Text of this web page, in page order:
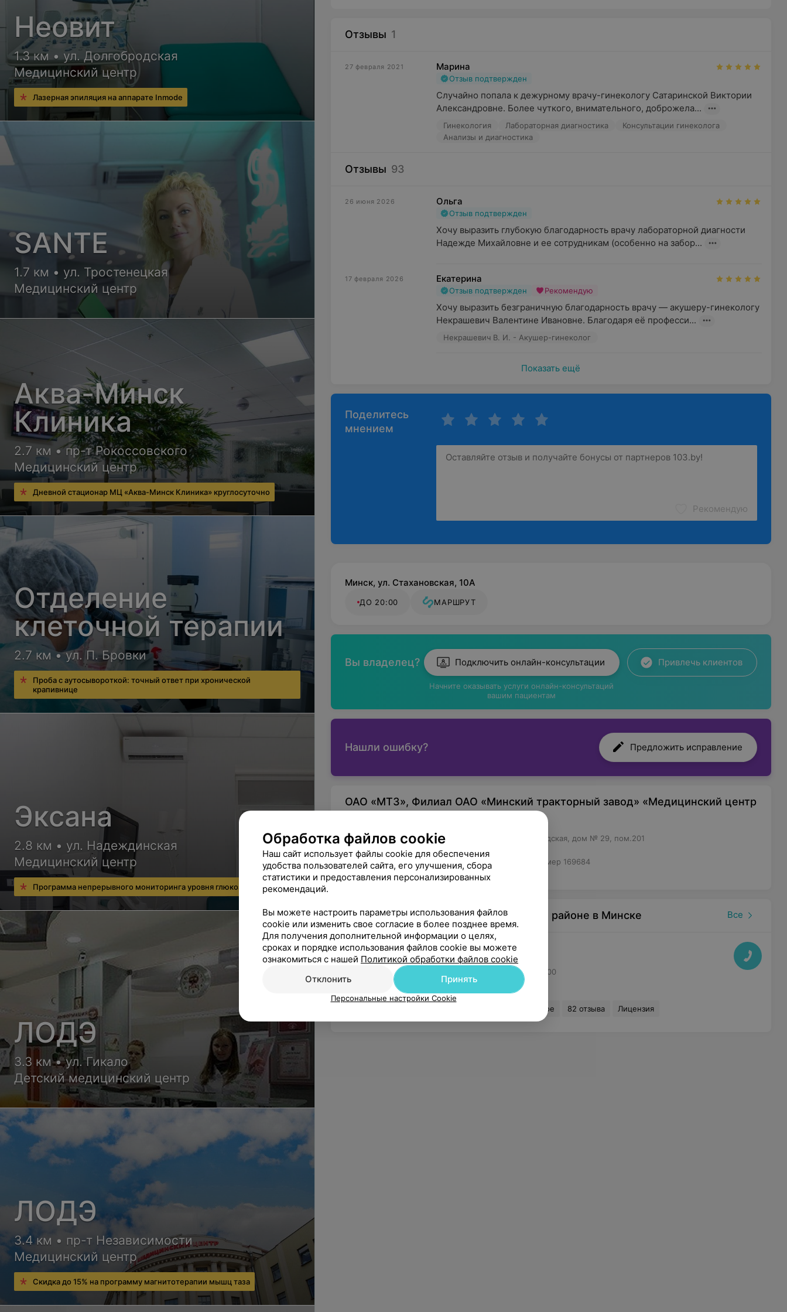
Отзывы 1
27 февраля 2021 Марина
Отзыв подтвержден
Случайно попала к дежурному врачу-гинекологу Сатаринской Виктории
Александровне. Более чуткого, внимательного, доброжела...
Гинекология Лабораторная диагностика
Консультации гинеколога
Анализы и диагностика
Отзывы 93
26 июня 2026 Ольга
Отзыв подтвержден
Хочу выразить глубокую благодарность врачу лабораторной диагности
Надежде Михайловне и ее сотрудникам (особенно на забор...
17 февраля 2026 Екатерина
Отзыв подтвержден Рекомендую
Хочу выразить безграничную благодарность врачу — акушеру-гинекологу
Некрашевич Валентине Ивановне. Благодаря её професси...
Некрашевич В. И. - Акушер-гинеколог
Показать ещё
Поделитесь
мнением
Рекомендую
Минск, ул. Стахановская, 10А
ДО 20:00 МАРШРУТ
Вы владелец? Подключить онлайн-консультации
Начните оказывать услуги онлайн-консультаций
вашим пациентам
Привлечь клиентов
Нашли ошибку? Предложить исправление
ОАО «МТЗ», Филиал ОАО «Минский тракторный завод» «Медицинский центр
Юридический адрес: 220070, г. Минск, ул. Долгобродская, дом № 29, пом.201
УНП: 100316761
Зарегистрирован в Торговом реестре 22.12.2014, номер 169684
На правах рекламы
Медицинские центры в Партизанском районе в Минске Все
МЕДИЦИНСКИЙ ЦЕНТР
Неовит
до 19:00
В избранное 82 отзыва Лицензия
Неовит
1.3 км • ул. Долгобродская
Медицинский центр
Лазерная эпиляция на аппарате Inmode
SANTE
1.7 км • ул. Тростенецкая
Медицинский центр
Аква-Минск
Клиника
2.7 км • пр-т Рокоссовского
Медицинский центр
Дневной стационар МЦ «Аква-Минск Клиника» круглосуточно
Отделение
клеточной терапии
2.7 км • ул. П. Бровки
Проба с аутосывороткой: точный ответ при хронической
крапивнице
Эксана
2.8 км • ул. Надеждинская
Медицинский центр
Программа непрерывного мониторинга уровня глюкозы в крови
ЛОДЭ
3.3 км • ул. Гикало
Детский медицинский центр
ЛОДЭ
3.4 км • пр-т Независимости
Медицинский центр
Скидка до 15% на программу магнитотерапии мышц таза
Обработка файлов cookie
Наш сайт использует файлы cookie для обеспечения
удобства пользователей сайта, его улучшения, сбора
статистики и предоставления персонализированных
рекомендаций.
Вы можете настроить параметры использования файлов
cookie или изменить свое согласие в более позднее время.
Для получения дополнительной информации о целях,
сроках и порядке использования файлов cookie вы можете
ознакомиться с нашей Политикой обработки файлов cookie
Отклонить
Принять
Персональные настройки Cookie